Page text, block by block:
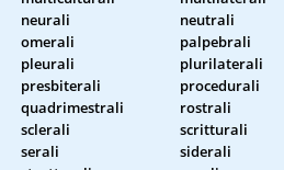
neurali
neutrali
omerali
palpebrali
pleurali
plurilaterali
presbiterali
procedurali
quadrimestrali
rostrali
sclerali
scritturali
serali
siderali